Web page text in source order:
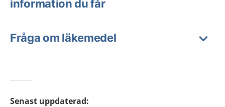
information du får
Fråga om läkemedel
Senast uppdaterad: